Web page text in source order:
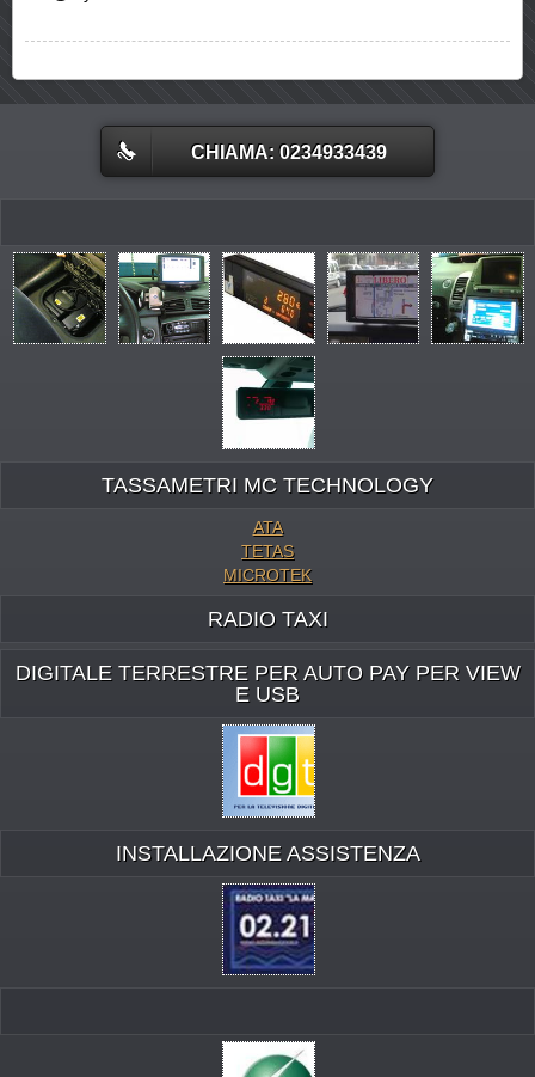
CHIAMA: 0234933439
TASSAMETRI MC TECHNOLOGY
ATA
TETAS
MICROTEK
RADIO TAXI
DIGITALE TERRESTRE PER AUTO PAY PER VIEW
E USB
INSTALLAZIONE ASSISTENZA